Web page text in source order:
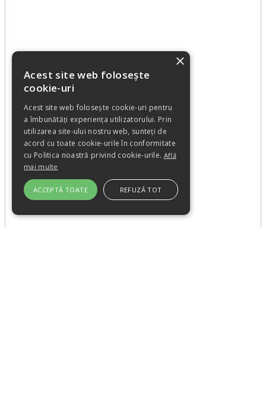
×
Acest site web folosește
cookie-uri
Acest site web folosește cookie-uri pentru
a îmbunătăți experiența utilizatorului. Prin
utilizarea site-ului nostru web, sunteți de
acord cu toate cookie-urile în conformitate
cu Politica noastră privind cookie-urile. Află
mai multe
ACCEPTĂ TOATE REFUZĂ TOT